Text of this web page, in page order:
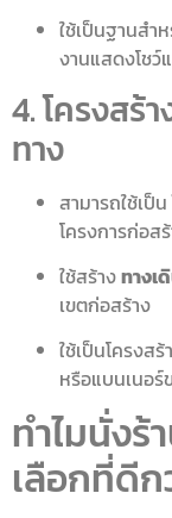
ใช้เป็นฐานสำ
งานแสดงโชว์
4. โครงสร้
ทาง
สามารถใช้เป็น
โครงการก่อ
ใช้สร้างทางเ
เขตก่อสร้าง
ใช้เป็นโครงส
หรือแบนเนอ
ทำไมนั่งร้
เลือกที่ดีก